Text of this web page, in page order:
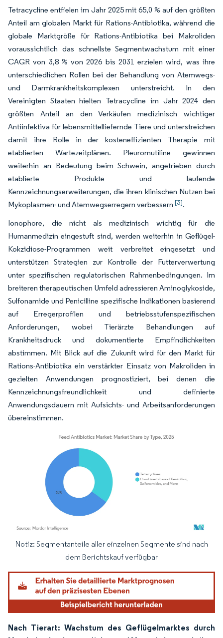
Tetracycline entfielen im Jahr 2025 mit 65,0 % auf den größten
Anteil am globalen Markt für Rations-Antibiotika, während die
globale Marktgröße für Rations-Antibiotika bei Makroliden
voraussichtlich das schnellste Segmentwachstum mit einer
CAGR von 3,8 % von 2026 bis 2031 erzielen wird, was ihre
unterschiedlichen Rollen bei der Behandlung von Atemwegs-
und Darmkrankheitskomplexen unterstreicht. In den
Vereinigten Staaten hielten Tetracycline im Jahr 2024 den
größten Anteil an den Verkäufen medizinisch wichtiger
Antiinfektiva für lebensmittelliefernde Tiere und unterstreichen
damit ihre Rolle in der kosteneffizienten Therapie mit
etablierten Wartezeitplänen. Pleuromutiline gewinnen
weiterhin an Bedeutung beim Schwein, angetrieben durch
etablierte Produkte und laufende
Kennzeichnungserweiterungen, die ihren klinischen Nutzen bei
Mykoplasmen- und Atemwegserregern verbessern [3].
Ionophore, die nicht als medizinisch wichtig für die
Humanmedizin eingestuft sind, werden weiterhin in Geflügel-
Kokzidiose-Programmen weit verbreitet eingesetzt und
unterstützen Strategien zur Kontrolle der Futterverwertung
unter spezifischen regulatorischen Rahmenbedingungen. Im
breiteren therapeutischen Umfeld adressieren Aminoglykoside,
Sulfonamide und Penicilline spezifische Indikationen basierend
auf Erregerprofilen und betriebsstufenspezifischen
Anforderungen, wobei Tierärzte Behandlungen auf
Krankheitsdruck und dokumentierte Empfindlichkeiten
abstimmen. Mit Blick auf die Zukunft wird für den Markt für
Rations-Antibiotika ein verstärkter Einsatz von Makroliden in
gezielten Anwendungen prognostiziert, bei denen die
Kennzeichnungsfreundlichkeit und definierte
Anwendungsdauern mit Aufsichts- und Arbeitsanforderungen
übereinstimmen.
Bild © Mordor Intelligence. Wiederverwendung erfordert Namensnennung
Notiz: Segmentanteile aller einzelnen Segmente sind nach
dem Berichtskauf verfügbar
Nach Tierart: Wachstum des Geflügelmarktes durch